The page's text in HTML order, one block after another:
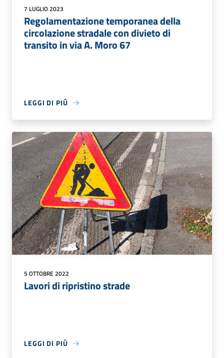
7 LUGLIO 2023
Regolamentazione temporanea della
circolazione stradale con divieto di
transito in via A. Moro 67
LEGGI DI PIÙ
5 OTTOBRE 2022
Lavori di ripristino strade
LEGGI DI PIÙ